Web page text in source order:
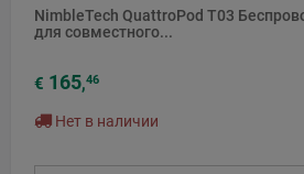
NimbleTech QuattroPod T03
для совместного...
€ 165,46
Нет в наличии